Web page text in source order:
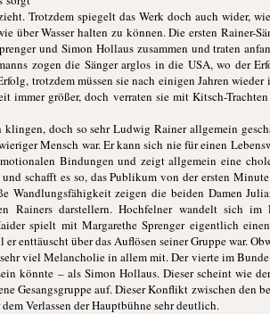
Trotzdem spiegelt das Werk doch auch wider,
über Wasser halten zu können. Die ersten Rainer-
und Simon Hollaus zusammen und traten
zogen die Sänger arglos in die USA, wo der
trotzdem müssen sie nach einigen Jahren
größer, doch verraten sie mit Kitsch-
doch so sehr Ludwig Rainer allgemein
Mensch war. Er kann sich nie für einen
Bindungen und zeigt allgemein eine
schafft es so, das Publikum von der ersten
Wandlungsfähigkeit zeigen die beiden Damen
Rainers darstellern. Hochfelner wandelt sich
spielt mit Margarethe Sprenger eigentlich
enttäuscht über das Auflösen seiner Gruppe war.
viel Melancholie in allem mit. Der vierte im
könnte – als Simon Hollaus. Dieser scheint wie
Gesangsgruppe auf. Dieser Konflikt zwischen den
Verlassen der Hauptbühne sehr deutlich.